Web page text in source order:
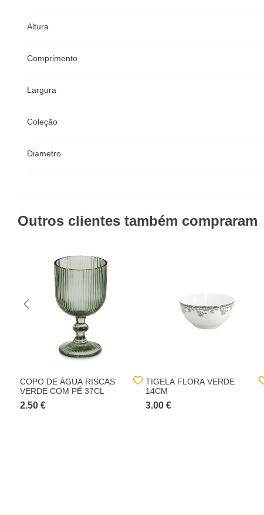
Altura
Comprimento
Largura
Coleção
Diametro
Outros clientes também compraram
COPO DE ÁGUA RISCAS
VERDE COM PÉ 37CL
2.50 €
TIGELA FLORA VERDE
14CM
3.00 €